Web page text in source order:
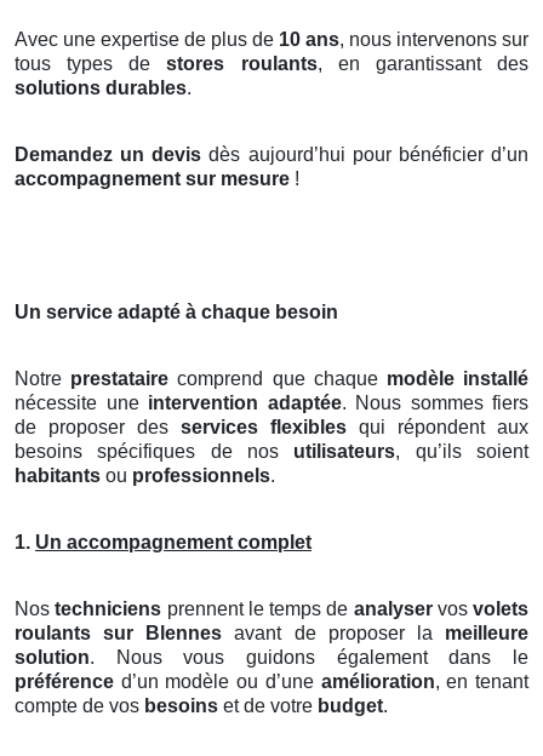
Avec une expertise de plus de 10 ans, nous intervenons sur
tous types destores roulants, en garantissant des
solutions durables.
Demandez un devis dès aujourd’hui pour bénéficier d’un
accompagnement sur mesure !
Un service adapté à chaque besoin
Notre prestataire comprend que chaque modèle installé
nécessite une intervention adaptée. Nous sommes fiers
de proposer des services flexibles qui répondent aux
besoins spécifiques de nos utilisateurs, qu’ils soient
habitants ou professionnels.
1. Un accompagnement complet
Nostechniciens prennent le temps de analyservos volets
roulants sur Blennesavant de proposer la meilleure
solution. Nous vous guidons également dans le
préférence d’un modèle ou d’une amélioration, en tenant
compte de vos besoins et de votre budget.